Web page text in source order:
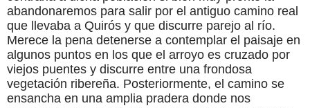
abandonaremos para salir por el antiguo camino real
que llevaba a Quirós y que discurre parejo al río.
Merece la pena detenerse a contemplar el paisaje en
algunos puntos en los que el arroyo es cruzado por
viejos puentes y discurre entre una frondosa
vegetación ribereña. Posteriormente, el camino se
ensancha en una amplia pradera donde nos